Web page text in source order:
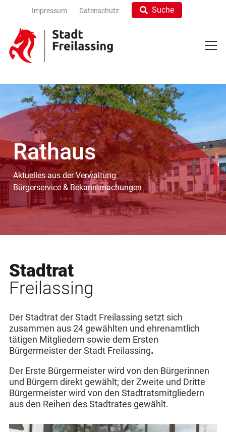
Impressum Datenschutz Suche
Rathaus
Aktuelles aus der Verwaltung.
Bürgerservice & Bekanntmachungen
Stadtrat
Freilassing
Der Stadtrat der Stadt Freilassing setzt sich
zusammen aus 24 gewählten und ehrenamtlich
tätigen Mitgliedern sowie dem Ersten
Bürgermeister der Stadt Freilassing.
Der Erste Bürgermeister wird von den Bürgerinnen
und Bürgern direkt gewählt; der Zweite und Dritte
Bürgermeister wird von den Stadtratsmitgliedern
aus den Reihen des Stadtrates gewählt.